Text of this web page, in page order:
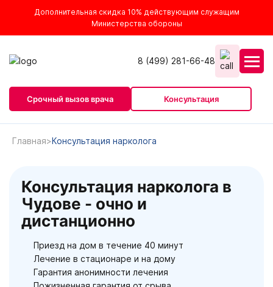
Дополнительная скидка 10% действующим служащим
Министерства обороны
8 (499) 281-66-48
Срочный вызов врача Консультация
Главная Консультация нарколога
Консультация нарколога в
Чудове - очно и
дистанционно
Приезд на дом в течение 40 минут
Лечение в стационаре и на дому
Гарантия анонимности лечения